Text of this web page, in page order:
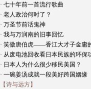
· 七十年前一首流行歌曲
· 老人政治何时了？
· 万圣节前话鬼神
· 我与万润南的旧事回忆
· 笑傲唐伯虎——香江大才子金庸
· 从废电池回收看日本民族的环保
· 日本人为什么很少移民美国？
· 一碗姜汤成就一段美好跨国姻缘
【诗与远方】